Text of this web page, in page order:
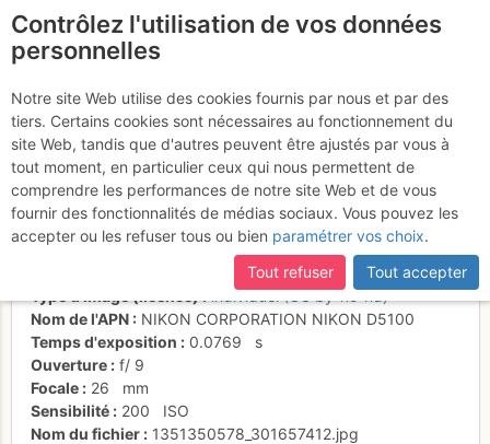
Tête de Lassy -
rafraîchissant!
Activités
Date/heure
individuel (CC by-nc-nd)
Nom de l'APN
NIKON CORPORATION NIKON D5100
Temps d'exposition
0.0769
s
Ouverture
f/ 9
Focale
26
mm
Sensibilité
200
ISO
Nom du fichier
1351350578_301657412.jpg
Contrôlez l'utilisation de vos données
personnelles
Notre site Web utilise des cookies fournis par nous et par des
tiers. Certains cookies sont nécessaires au fonctionnement du
site Web, tandis que d'autres peuvent être ajustés par vous à
tout moment, en particulier ceux qui nous permettent de
comprendre les performances de notre site Web et de vous
fournir des fonctionnalités de médias sociaux. Vous pouvez les
accepter ou les refuser tous ou bien paramétrer vos choix.
Tout refuser
Tout accepter